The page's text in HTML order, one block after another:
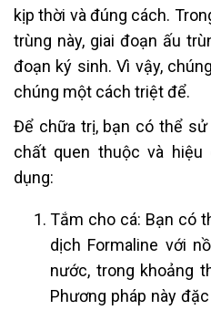
kịp thời và đúng cách.
trùng này, giai đoạn ấu
đoạn ký sinh. Vì vậy,
chúng một cách triệt để.
Để chữa trị, bạn có thể sử
chất quen thuộc và
dụng:
Tắm cho cá: Bạn có
dịch Formaline với
nước, trong khoảng
Phương pháp này